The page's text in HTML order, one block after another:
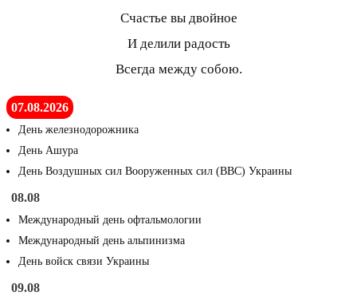
Счастье вы двойное
И делили радость
Всегда между собою.
07.08.2026
День железнодорожника
День Ашура
День Воздушных сил Вооруженных сил (ВВС) Украины
08.08
Международный день офтальмологии
Международный день альпинизма
День войск связи Украины
09.08